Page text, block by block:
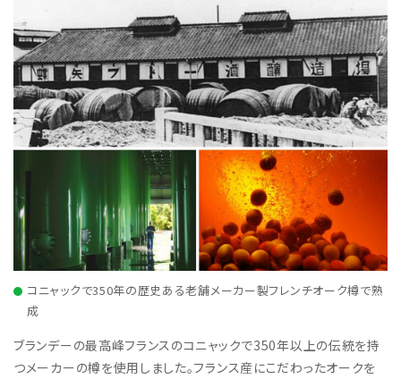
コニャックで350年の歴史ある老舗メーカー製フレンチオーク樽で熟
成
ブランデーの最高峰フランスのコニャックで350年以上の伝統を持
つメーカーの樽を使用しました。フランス産にこだわったオークを